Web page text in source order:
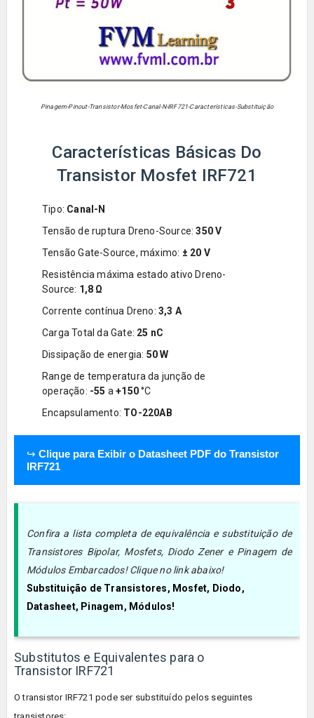
Pinagem-Pinout-Transistor-Mosfet-Canal-N-IRF721-Características-Substituição
Características Básicas Do
Transistor Mosfet IRF721
Tipo: Canal-N
Tensão de ruptura Dreno-Source:350 V
Tensão Gate-Source, máximo: ± 20 V
Resistência máxima estado ativo Dreno-
Source: 1,8 Ω
Corrente contínua Dreno: 3,3 A
Carga Total da Gate: 25 nC
Dissipação de energia: 50 W
Range de temperatura da junção de
operação: -55 a +150°C
Encapsulamento: TO-220AB
↪ Clique para Exibir o Datasheet PDF do Transistor
IRF721
Confira a lista completa de equivalência e substituição de
Transistores Bipolar, Mosfets, Diodo Zener e Pinagem de
Módulos Embarcados! Clique no link abaixo!
Substituição de Transistores, Mosfet, Diodo,
Datasheet, Pinagem, Módulos!
Substitutos e Equivalentes para o
Transistor IRF721
O transistor IRF721 pode ser substituído pelos seguintes
transistores: